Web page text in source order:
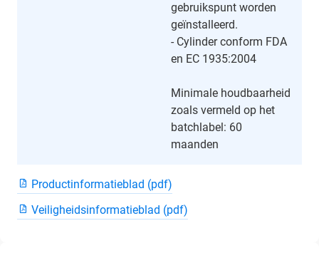
gebruikspunt worden
geïnstalleerd.
- Cylinder conform FDA
en EC 1935:2004
Minimale houdbaarheid
zoals vermeld op het
batchlabel: 60
maanden
Productinformatieblad (pdf)
Veiligheidsinformatieblad (pdf)